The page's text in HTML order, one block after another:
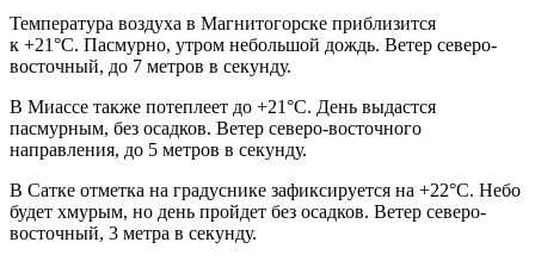
Температура воздуха в Магнитогорске приблизится
к +21°C. Пасмурно, утром небольшой дождь. Ветер северо-
восточный, до 7 метров в секунду.
В Миассе также потеплеет до +21°C. День выдастся
пасмурным, без осадков. Ветер северо-восточного
направления, до 5 метров в секунду.
В Сатке отметка на градуснике зафиксируется на +22°C. Небо
будет хмурым, но день пройдет без осадков. Ветер северо-
восточный, 3 метра в секунду.